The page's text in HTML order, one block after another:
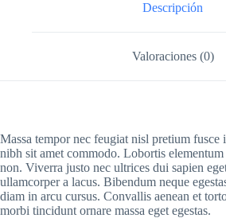
Descripción
Valoraciones (0)
Massa tempor nec feugiat nisl pretium
nibh sit amet commodo. Lobortis
non. Viverra justo nec ultrices dui sapien
ullamcorper a lacus. Bibendum neque
diam in arcu cursus. Convallis aenean et
morbi tincidunt ornare massa eget egestas.